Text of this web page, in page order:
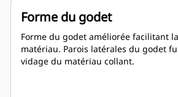
Forme du godet
Forme du godet améliorée facilitant
matériau. Parois latérales du godet
vidage du matériau collant.